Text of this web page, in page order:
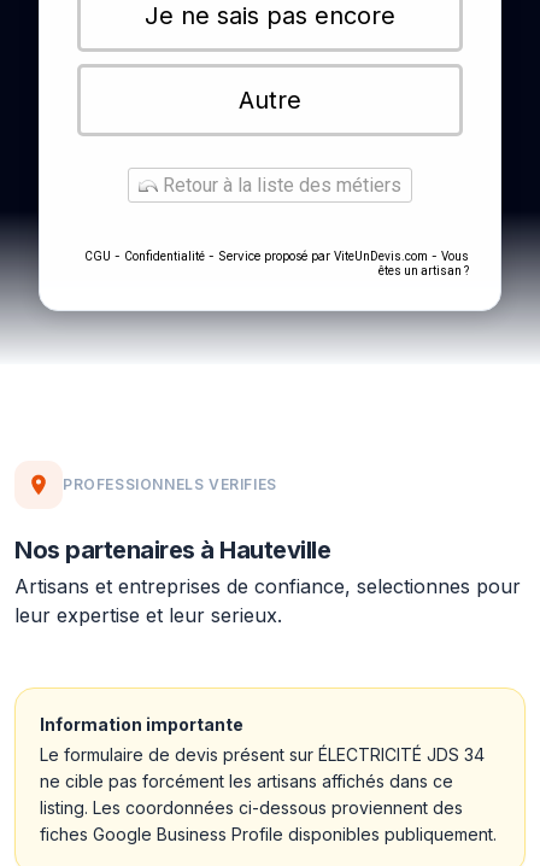
Je ne sais pas encore
Autre
Retour à la liste des métiers
CGU - Confidentialité - Service proposé par ViteUnDevis.com - Vous
êtes un artisan ?
PROFESSIONNELS VERIFIES
Nos partenaires à Hauteville
Artisans et entreprises de confiance, selectionnes pour
leur expertise et leur serieux.
Information importante
Le formulaire de devis présent sur ÉLECTRICITÉ JDS 34
ne cible pas forcément les artisans affichés dans ce
listing. Les coordonnées ci-dessous proviennent des
fiches Google Business Profile disponibles publiquement.